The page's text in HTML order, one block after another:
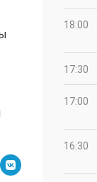
18:00
17:30
17:00
16:30